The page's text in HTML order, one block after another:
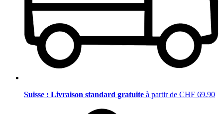
Suisse : Livraison standard gratuite à partir de CHF 69.90